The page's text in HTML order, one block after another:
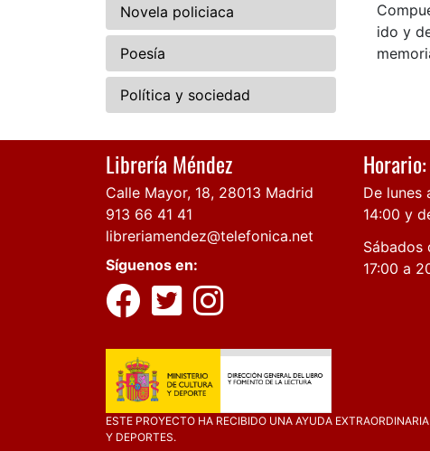
Novela policiaca
Poesía
Política y sociedad
ido y
Librería Méndez
Calle Mayor, 18, 28013 Madrid
913 66 41 41
libreriamendez@telefonica.net
Síguenos en:
Horario:
De lunes
14:00 y
Sábados
17:00 a
ESTE PROYECTO HA RECIBIDO UNA AYUDA
Y DEPORTES.